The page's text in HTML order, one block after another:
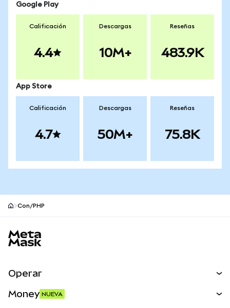
Google Play
Calificación
4.4
Descargas
10M+
Reseñas
483.9K
App Store
Calificación
4.7
Descargas
50M+
Reseñas
75.8K
Con/PHP
Operar
Money NUEVA